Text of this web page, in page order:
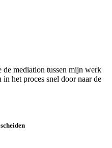
de mediation tussen mijn werk
het proces snel door naar de